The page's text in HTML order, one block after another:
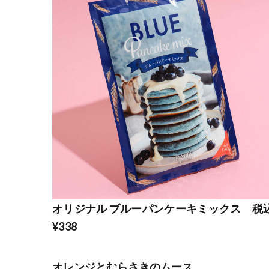
オリジナル ブルーパンケーキミックス 税
¥338